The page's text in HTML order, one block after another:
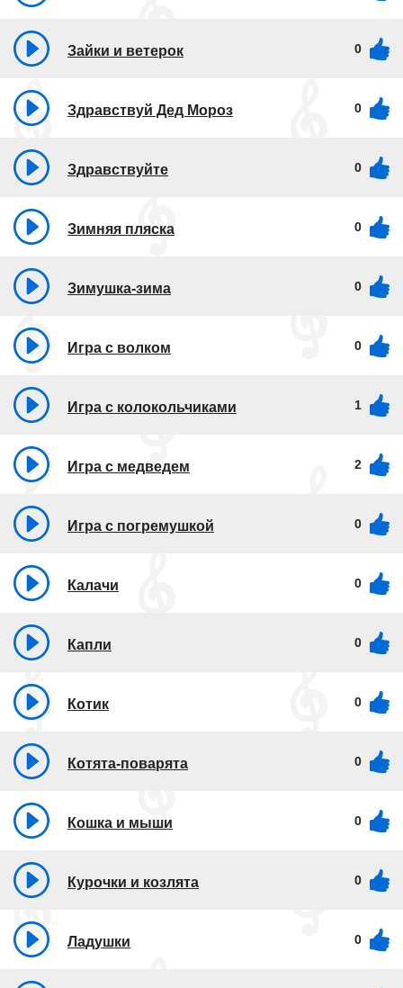
Зайки и ветерок 0
Здравствуй Дед Мороз 0
Здравствуйте 0
Зимняя пляска 0
Зимушка-зима 0
Игра с волком 0
Игра с колокольчиками 1
Игра с медведем 2
Игра с погремушкой 0
Калачи 0
Капли 0
Котик 0
Котята-поварята 0
Кошка и мыши 0
Курочки и козлята 0
Ладушки 0